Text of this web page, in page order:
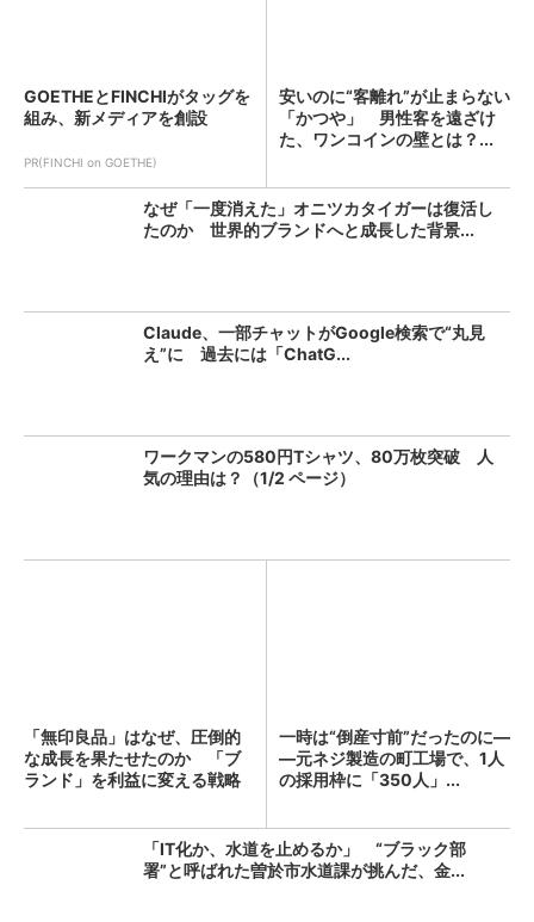
GOETHEとFINCHIがタッグを
組み、新メディアを創設
PR(FINCHI on GOETHE)
安いのに“客離れ”が止まらない
「かつや」 男性客を遠ざけ
た、ワンコインの壁とは？...
なぜ「一度消えた」オニツカタイガーは復活し
たのか 世界的ブランドへと成長した背景...
Claude、一部チャットがGoogle検索で“丸見
え”に 過去には「ChatG...
ワークマンの580円Tシャツ、80万枚突破 人
気の理由は？（1/2 ページ）
「無印良品」はなぜ、圧倒的
な成長を果たせたのか 「ブ
ランド」を利益に変える戦略
一時は“倒産寸前”だったのに―
―元ネジ製造の町工場で、1人
の採用枠に「350人」...
「IT化か、水道を止めるか」 “ブラック部
署”と呼ばれた曽於市水道課が挑んだ、金...